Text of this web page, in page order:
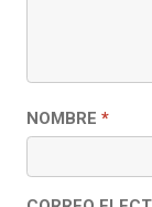
NOMBRE *